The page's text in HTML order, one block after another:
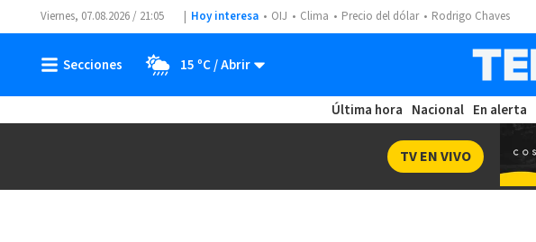
Viernes, 07.08.2026 / 21:05 Hoy interesa OIJ Clima Precio del dólar Rodrigo Chaves
15 ºC
Última hora Nacional En alerta
TV EN VIVO